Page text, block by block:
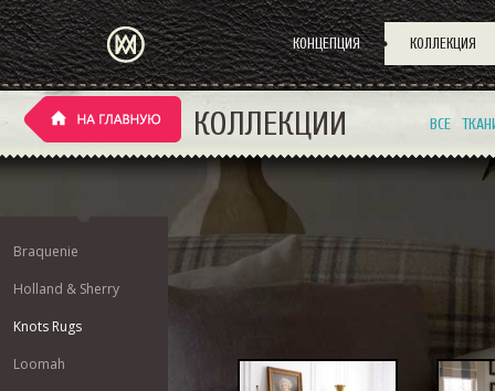
КОНЦЕПЦИЯ КОЛЛЕКЦИЯ
КОЛЛЕКЦИИ ВСЕ
Braquenie
Holland & Sherry
Knots Rugs
Loomah